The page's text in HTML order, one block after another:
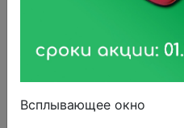
В корзину
Всплывающее окно